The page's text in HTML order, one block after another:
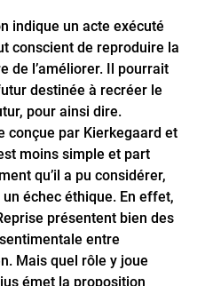
indique un acte exécuté
conscient de reproduire la
de l’améliorer. Il pourrait
destinée à recréer le
pour ainsi dire.
conçue par Kierkegaard et
moins simple et part
qu’il a pu considérer,
échec éthique. En effet,
présentent bien des
entre
Mais quel rôle y joue
émet la proposition